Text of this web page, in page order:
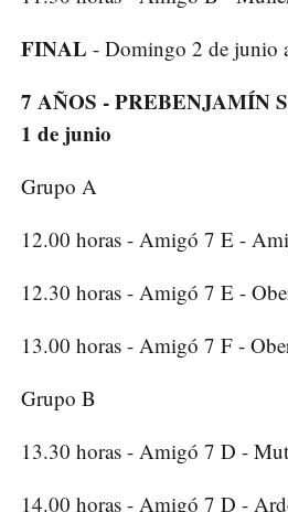
FINAL - Domingo 2 de junio
7 AÑOS - PREBENJAMÍN
1 de junio
Grupo A
12.00 horas - Amigó 7 E -
12.30 horas - Amigó 7 E -
13.00 horas - Amigó 7 F -
Grupo B
13.30 horas - Amigó 7 D -
14.00 horas - Amigó 7 D -